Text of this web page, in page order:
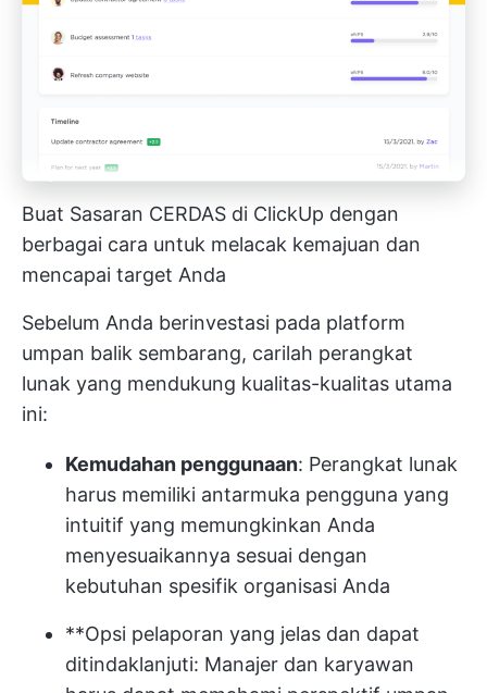
Buat Sasaran CERDAS di ClickUp dengan
berbagai cara untuk melacak kemajuan dan
mencapai target Anda
Sebelum Anda berinvestasi pada platform
umpan balik sembarang, carilah perangkat
lunak yang mendukung kualitas-kualitas utama
ini:
Kemudahan penggunaan: Perangkat lunak
harus memiliki antarmuka pengguna yang
intuitif yang memungkinkan Anda
menyesuaikannya sesuai dengan
kebutuhan spesifik organisasi Anda
**Opsi pelaporan yang jelas dan dapat
ditindaklanjuti: Manajer dan karyawan